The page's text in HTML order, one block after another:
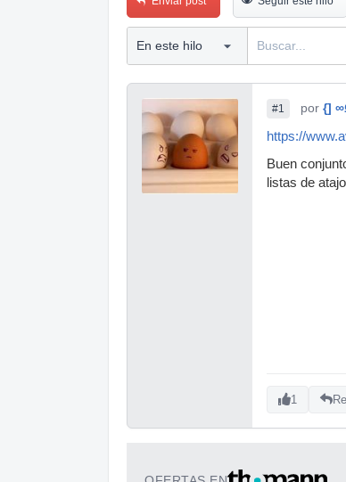
#1 por {]
https://
Buen
listas de
1